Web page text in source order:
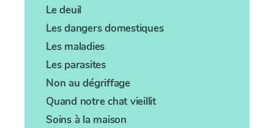
Le deuil
Les dangers domestiques
Les maladies
Les parasites
Non au dégriffage
Quand notre chat vieillit
Soins à la maison